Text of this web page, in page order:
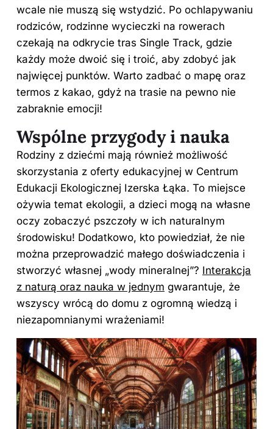
wcale nie muszą się wstydzić. Po ochlapywaniu
rodziców, rodzinne wycieczki na rowerach
czekają na odkrycie tras Single Track, gdzie
każdy może dwoić się i troić, aby zdobyć jak
najwięcej punktów. Warto zadbać o mapę oraz
termos z kakao, gdyż na trasie na pewno nie
zabraknie emocji!
Wspólne przygody i nauka
Rodziny z dziećmi mają również możliwość
skorzystania z oferty edukacyjnej w Centrum
Edukacji Ekologicznej Izerska Łąka. To miejsce
ożywia temat ekologii, a dzieci mogą na własne
oczy zobaczyć pszczoły w ich naturalnym
środowisku! Dodatkowo, kto powiedział, że nie
można przeprowadzić małego doświadczenia i
stworzyć własnej „wody mineralnej”? Interakcja
z naturą oraz nauka w jednym gwarantuje, że
wszyscy wrócą do domu z ogromną wiedzą i
niezapomnianymi wrażeniami!